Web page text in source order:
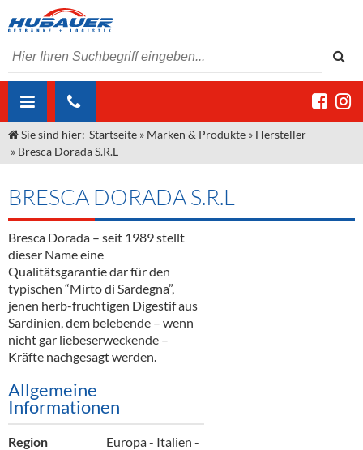
ÜBER UNS
Unser Liefergebiet
Unser Team
Kontakt
Angebote Gastronomie & Großhandel
Gastronomie
Großhandel
Innovation - Die Neue Art des Bierzapfens
"DroughtMaster"
Neuigkeiten
Termine
MARKEN & PRODUKTE
Weine & Schaumwein
Sirup
Spirituosen
Bier
Öle & Küchenartikel
Kaffee
DIENSTLEISTUNGEN
Kommisionskauf & Lieferbedingungen
Fremddienstleistungen
Sie sind hier: Startseite » Marken & Produkte » Hersteller
» Bresca Dorada S.R.L
BRESCA DORADA S.R.L
Bresca Dorada – seit 1989 stellt
dieser Name eine
Qualitätsgarantie dar für den
typischen “Mirto di Sardegna”,
jenen herb-fruchtigen Digestif aus
Sardinien, dem belebende – wenn
nicht gar liebeserweckende –
Kräfte nachgesagt werden.
Allgemeine
Informationen
Region
Europa - Italien -